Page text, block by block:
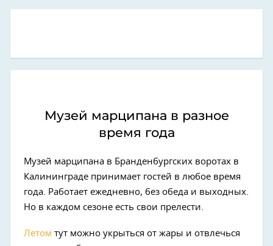
Музей марципана в разное
время года
Музей марципана в Бранденбургских воротах в
Калининграде принимает гостей в любое время
года. Работает ежедневно, без обеда и выходных.
Но в каждом сезоне есть свои прелести.
Летом тут можно укрыться от жары и отвлечься